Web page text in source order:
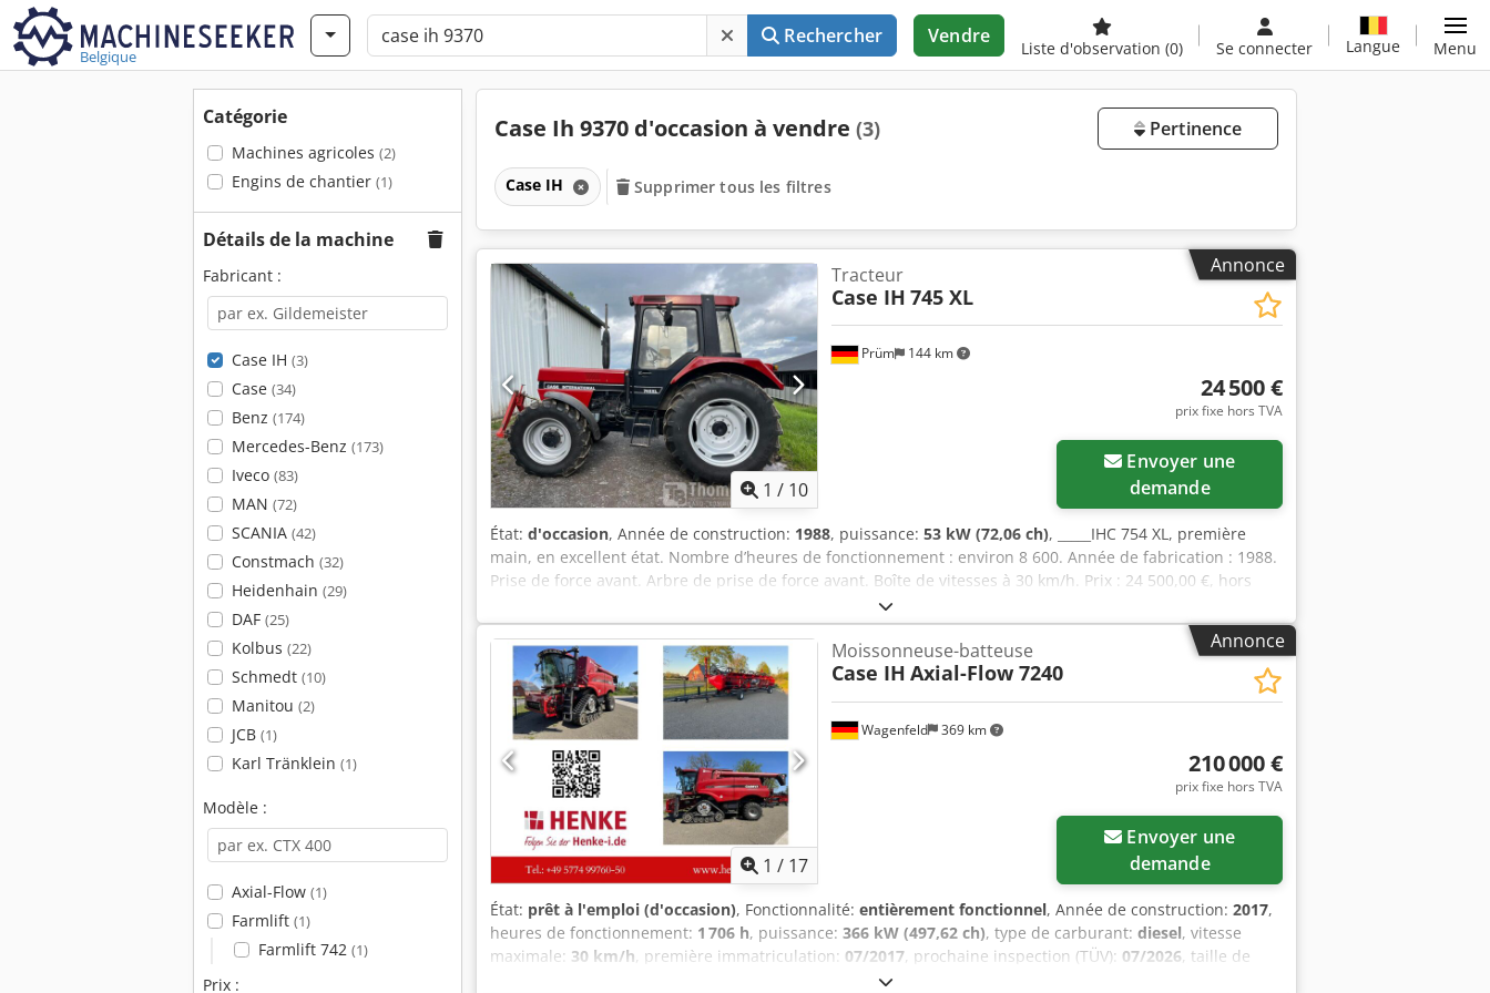
Belgique
Rechercher Vendre
Liste d'observation (0) Se connecter Langue Menu
Catégorie
Machines agricoles (2)
Engins de chantier (1)
Détails de la machine
Fabricant :
Case IH (3)
Case (34)
Benz (174)
Mercedes-Benz (173)
Iveco (83)
MAN (72)
SCANIA (42)
Constmach (32)
Heidenhain (29)
DAF (25)
Kolbus (22)
Schmedt (10)
Manitou (2)
JCB (1)
Karl Tränklein (1)
Modèle :
Axial-Flow (1)
Farmlift (1)
Farmlift 742 (1)
Prix :
Case Ih 9370 d'occasion à vendre (3) Pertinence
Case IH Supprimer tous les filtres
Annonce
1 / 10
Prüm 144 km
Tracteur
Case IH 745 XL
24 500 €
prix fixe hors TVA
demande
État: d'occasion, Année de construction: 1988, puissance: 53 kW (72,06 ch), _____IHC 754 XL, première
main, en excellent état. Nombre d’heures de fonctionnement : environ 8 600. Année de fabrication : 1988.
Prise de force avant. Arbre de prise de force avant. Boîte de vitesses à 30 km/h. Prix : 24 500,00 €, hors
taxes. Lieu de stockage : aucun. Dcedpfxezdmuto Andsk
Annonce
1 / 17
Wagenfeld 369 km
Moissonneuse-batteuse
Case IH Axial-Flow 7240
210 000 €
prix fixe hors TVA
demande
État: prêt à l'emploi (d'occasion), Fonctionnalité: entièrement fonctionnel, Année de construction: 2017,
heures de fonctionnement: 1 706 h, puissance: 366 kW (497,62 ch), type de carburant: diesel, vitesse
maximale: 30 km/h, première immatriculation: 07/2017, prochaine inspection (TÜV): 07/2026, taille de
, numéro de machine/véhicule: